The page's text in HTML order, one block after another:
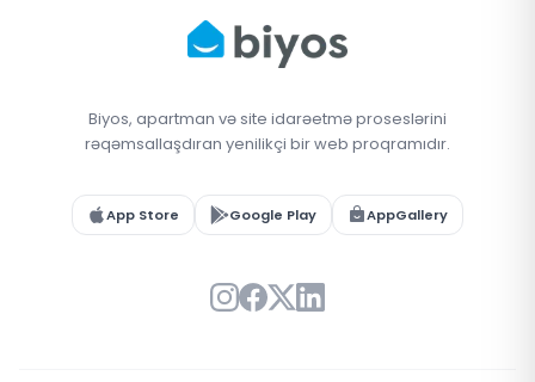
Biyos, apartman və site idarəetmə proseslərini
rəqəmsallaşdıran yenilikçi bir web proqramıdır.
App Store Google Play AppGallery